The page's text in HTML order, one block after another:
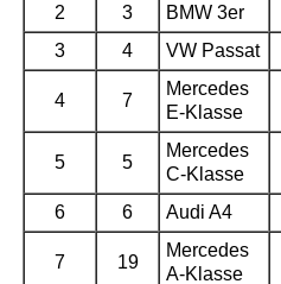
2 3 BMW 3er
3
4 VW Passat
4 7
Mercedes
E-Klasse
5 5
Mercedes
C-Klasse
6 6 Audi A4
7 19
Mercedes
A-Klasse